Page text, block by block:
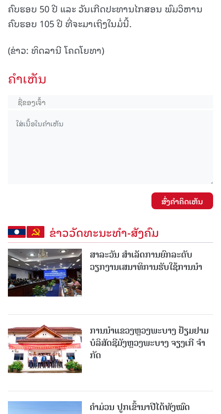
ຄົບຮອບ 50 ປີ ແລະ ວັນເກີດປະທານໄກສອນ ພົມວິຫານ
ຄົບຮອບ 105 ປີ ທີ່ຈະມາເຖິງໃນມໍ່ນີ້.
(ຂ່າວ: ທິດລານີ ໂຄດໂຍທາ)
ຄໍາເຫັນ
ສົ່ງຄໍາຄິດເຫັນ
ຂ່າວວັດທະນະທຳ-ສັງຄົມ
ສາລະວັນ ສໍາເລັດການຍົກລະດັບ
ວຽກງານເສນາທິການຮັບໃຊ້ການນໍາ
ການນຳແຂວງຫຼວງພະບາງ ຢ້ຽມ​ຢາມ
ບໍ​ລິ​ສັດຊີມັງຫຼວງພະບາງ ຈຽງເກີ ຈໍາ
ກັດ
ຄໍາມ່ວນ ປູກເຂົ້ານາປີໄດ້ທັງໝົດ